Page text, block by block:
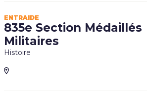
ENTRAIDE
835e Section Médaillés
Militaires
Histoire